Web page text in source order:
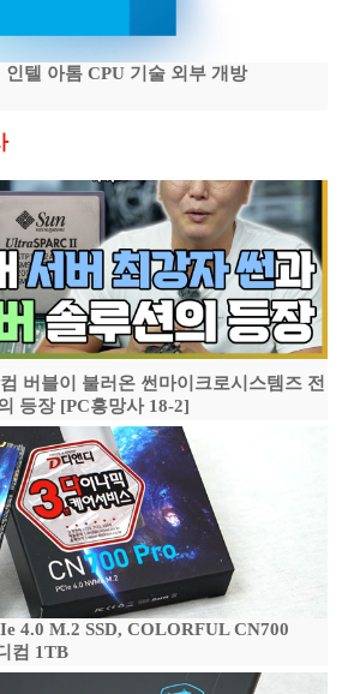
텔 아톰 CPU 기술 외부 개방
버블이 불러온 썬마이크로시스템즈 전
등장 [PC흥망사 18-2]
4.0 M.2 SSD, COLORFUL CN700
컴 1TB